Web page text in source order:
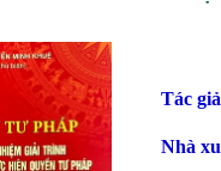
Tác
Nhà